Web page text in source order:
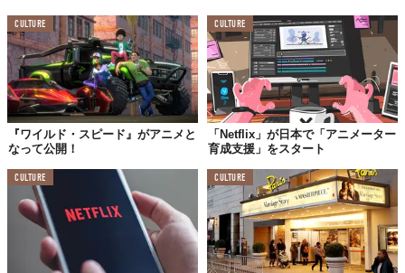
CULTURE
『ワイルド・スピード』がアニメと
なって公開！
CULTURE
「Netflix」が日本で「アニメーター
育成支援」をスタート
CULTURE CULTURE